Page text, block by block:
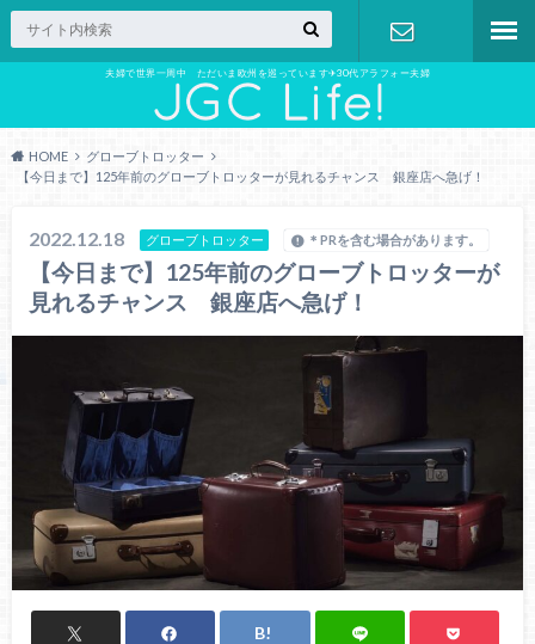
夫婦で世界一周中 ただいま欧州を巡っています✈︎30代アラフォー夫婦
お問い合わ
HOME
グローブトロッター
【今日まで】125年前のグローブトロッターが見れるチャンス 銀座店へ急げ！
2022.12.18 グローブトロッター ＊PRを含む場合があります。
【今日まで】125年前のグローブトロッターが
見れるチャンス 銀座店へ急げ！